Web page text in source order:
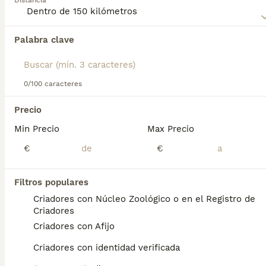
Palabra clave
0/100 caracteres
Precio
Min Precio
€
Max Precio
€
Filtros populares
Criadores con Núcleo Zoológico o en el Registro de
Criadores
Criadores con Afijo
Criadores con identidad verificada
Anatolia
para obtener información sobre esta raza de
Encontramos 0 Pastor de Anatolia Perros en
Si deseas exactamente esta búsqueda guarda tu
búsqueda y espera el resultado perfecto:
Preguntas frecuentes
¿Cuánto cuesta un cachorro
de Pastor De Anatolia?
El coste medio de un cachorro de Pastor De
Anatolia en España es de aproximadamente
700€, aunque los precios pueden variar